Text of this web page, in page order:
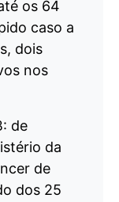
os 64
caso a
dois
nos
de
da
de
dos 25